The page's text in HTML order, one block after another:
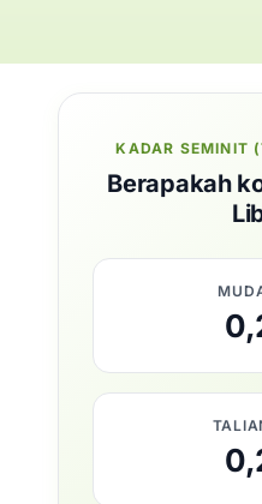
KADAR SEMINIT
Berapakah